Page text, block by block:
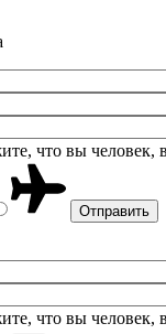
что вы человек,
что вы человек,